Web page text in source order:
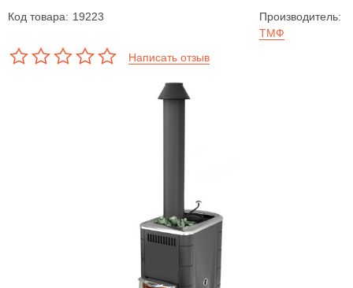
Код товара: 19223
Производитель:
ТМФ
Написать отзыв